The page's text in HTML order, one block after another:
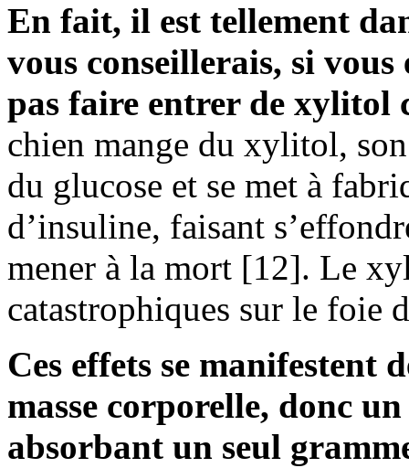
En fait, il est tellement
vous conseillerais, si
pas faire entrer de xylitol
chien mange du xylitol,
du glucose et se met à
d’insuline, faisant
mener à la mort [12]. Le
catastrophiques sur le foie
Ces effets se manifestent
masse corporelle, donc
absorbant un seul